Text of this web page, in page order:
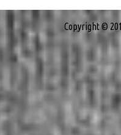
Copyright ©